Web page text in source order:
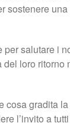
sostenere
per salutare i
del loro ritorno
cosa gradita
l’invito a